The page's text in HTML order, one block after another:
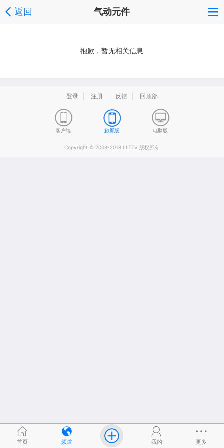
返回 气动元件
抱歉，暂无相关信息
登录 注册 反馈 回顶部
客户端 触屏版 电脑版
Copyright © 2008-2018 LLTTV 版权所有
首页 频道 我的 更多